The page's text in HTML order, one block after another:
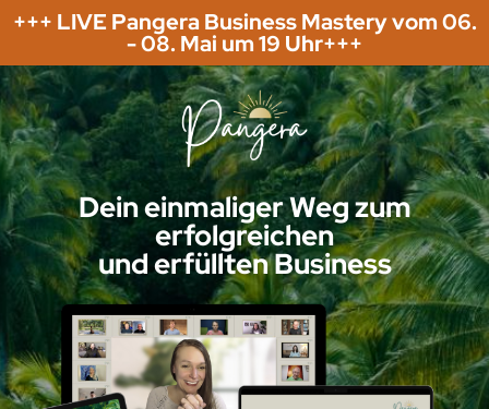
+++ LIVE Pangera Business Mastery vom 06.
- 08. Mai um 19 Uhr+++
Dein einmaliger Weg zum
erfolgreichen
und erfüllten Business